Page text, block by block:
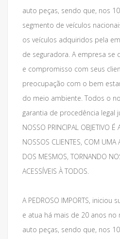
auto peças, sendo que, nos
segmento de veículos
os veículos adquiridos pela
de seguradora. A empresa se
e compromisso com seus
preocupação com o bem
do meio ambiente. Todos o
garantia de procedência legal
NOSSO PRINCIPAL OBJETIVO É
NOSSOS CLIENTES, COM UMA
DOS MESMOS, TORNANDO
ACESSÍVEIS À TODOS.
A PEDROSO IMPORTS,
e atua há mais de 20 anos
auto peças, sendo que, nos